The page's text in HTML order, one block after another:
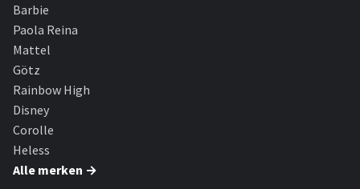
Barbie
Paola Reina
Mattel
Götz
Rainbow High
Disney
Corolle
Heless
Alle merken →